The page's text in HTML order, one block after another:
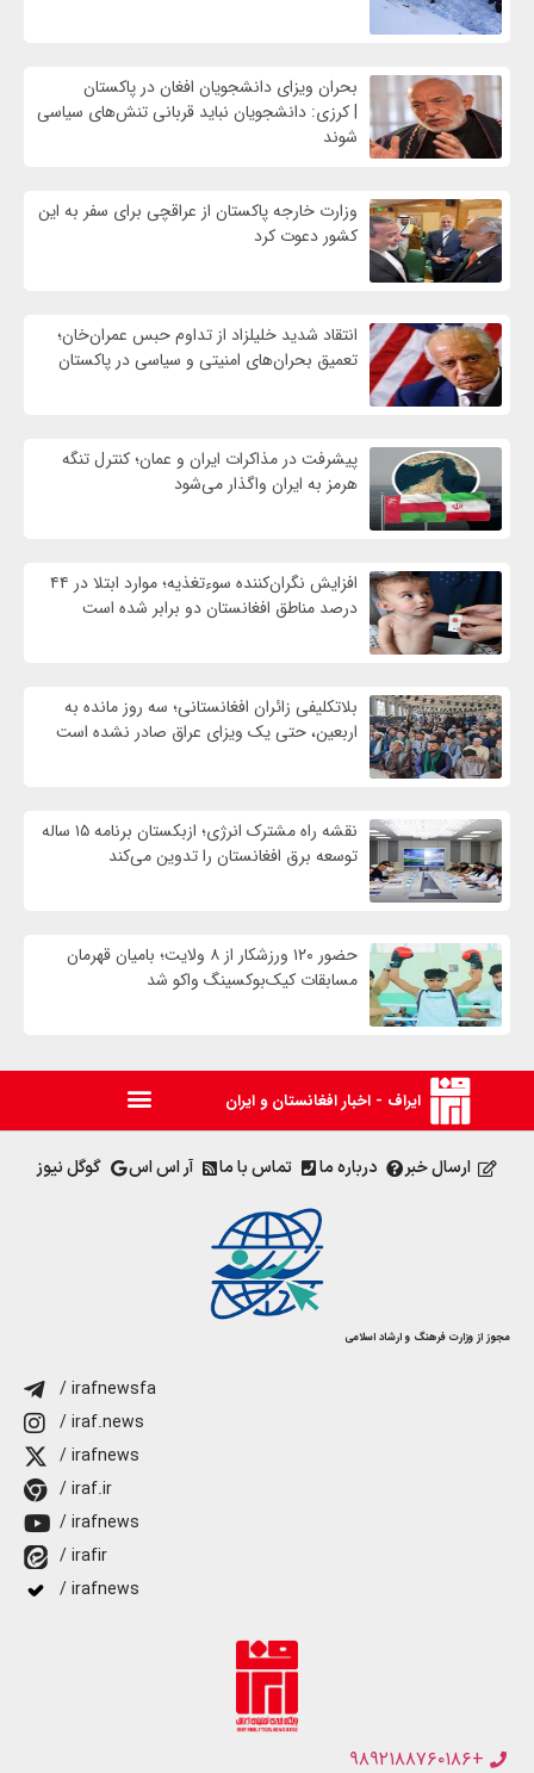
بحران ویزای دانشجویان افغان در پاکستان
| کرزی: دانشجویان نباید قربانی تنش‌های سیاسی
شوند
وزارت خارجه پاکستان از عراقچی برای سفر به این
کشور دعوت کرد
انتقاد شدید خلیلزاد از تداوم حبس عمران‌خان؛
تعمیق بحران‌های امنیتی و سیاسی در پاکستان
پیشرفت در مذاکرات ایران و عمان؛ کنترل تنگه
هرمز به ایران واگذار می‌شود
افزایش نگران‌کننده سوءتغذیه؛ موارد ابتلا در ۴۴
درصد مناطق افغانستان دو برابر شده است
بلاتکلیفی زائران افغانستانی؛ سه روز مانده به
اربعین، حتی یک ویزای عراق صادر نشده است
نقشه راه مشترک انرژی؛ ازبکستان برنامه ۱۵ ساله
توسعه برق افغانستان را تدوین می‌کند
حضور ۱۲۰ ورزشکار از ۸ ولایت؛ بامیان قهرمان
مسابقات کیک‌بوکسینگ واکو شد
ایراف - اخبار افغانستان و ایران
ارسال خبر درباره ما تماس با ما آر اس اس گوگل نیوز
مجوز از وزارت فرهنگ و ارشاد اسلامی
/ irafnewsfa
/ iraf.news
/ irafnews
/ iraf.ir
/ irafnews
/ irafir
/ irafnews
+۹۸۹۲۱۸۸۷۶۰۱۸۶